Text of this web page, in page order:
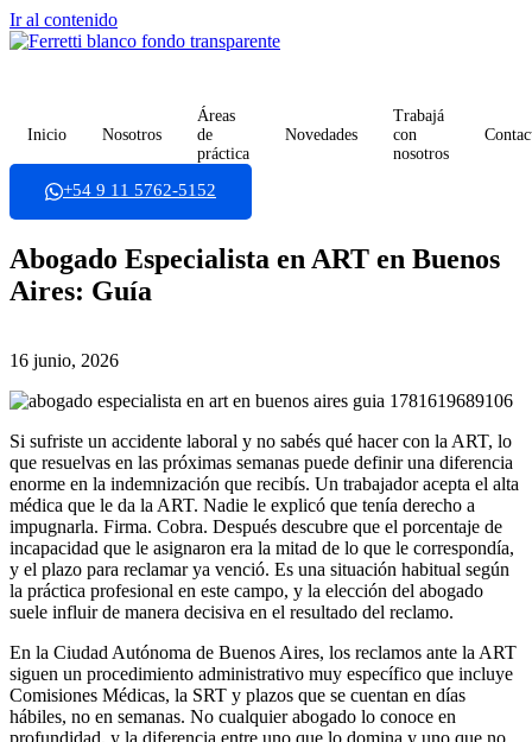
Ir al contenido
Inicio Nosotros
Áreas
de
práctica
Novedades
Trabajá
con
nosotros
+54 9 11 5762-5152
Abogado Especialista en ART en Buenos
Aires: Guía
16 junio, 2026
Si sufriste un accidente laboral y no sabés qué hacer con la ART, lo
que resuelvas en las próximas semanas puede definir una diferencia
enorme en la indemnización que recibís. Un trabajador acepta el alta
médica que le da la ART. Nadie le explicó que tenía derecho a
impugnarla. Firma. Cobra. Después descubre que el porcentaje de
incapacidad que le asignaron era la mitad de lo que le correspondía,
y el plazo para reclamar ya venció. Es una situación habitual según
la práctica profesional en este campo, y la elección del abogado
suele influir de manera decisiva en el resultado del reclamo.
En la Ciudad Autónoma de Buenos Aires, los reclamos ante la ART
siguen un procedimiento administrativo muy específico que incluye
Comisiones Médicas, la SRT y plazos que se cuentan en días
hábiles, no en semanas. No cualquier abogado lo conoce en
profundidad, y la diferencia entre uno que lo domina y uno que no